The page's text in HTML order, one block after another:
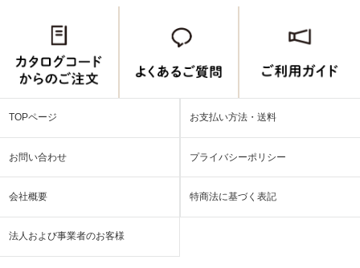
TOPページ お支払い方法・送料
お問い合わせ プライバシーポリシー
会社概要 特商法に基づく表記
法人および事業者のお客様